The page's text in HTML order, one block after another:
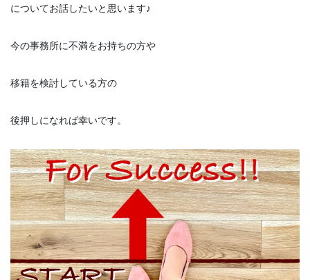
についてお話したいと思います♪
今の事務所に不満をお持ちの方や
移籍を検討している方の
後押しになれば幸いです。